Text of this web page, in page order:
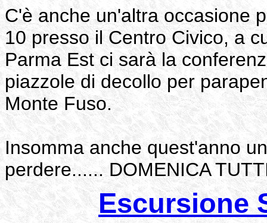
C'è anche un'altra occasione
10 presso il Centro Civico, a
Parma Est ci sarà la
piazzole di decollo per
Monte Fuso.
Insomma anche quest'anno
perdere...... DOMENICA
Escursione